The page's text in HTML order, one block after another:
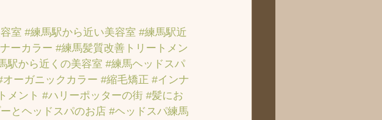
室 #練馬駅から近い美容室 #練馬駅近
ーカラー #練馬髪質改善トリートメン
駅から近くの美容室 #練馬ヘッドスパ
オーガニックカラー #縮毛矯正 #インナ
メント #ハリーポッターの街 #髪にお
とヘッドスパのお店 #ヘッドスパ練馬